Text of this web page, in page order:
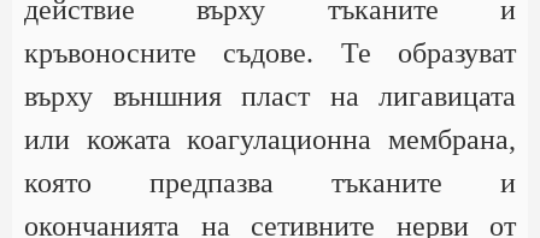
действие върху тъканите и
кръвоносните съдове. Те образуват
върху външния пласт на лигавицата
или кожата коагулационна мембрана,
която предпазва тъканите и
окончанията на сетивните нерви от